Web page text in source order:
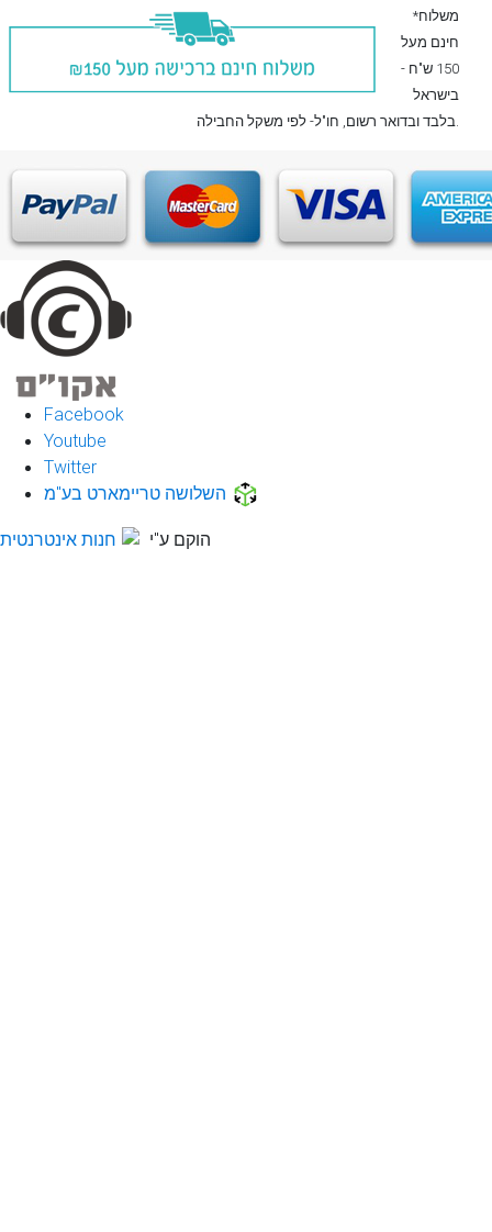
*משלוח
חינם מעל
150 ש"ח -
בישראל
בלבדובדואר רשום , חו"ל- לפי משקל החבילה.
Facebook
Youtube
Twitter
השלושה טריימארט בע"מ
הוקם ע"י חנות אינטרנטית